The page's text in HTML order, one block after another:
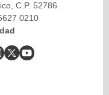
C.P. 52786.
0210